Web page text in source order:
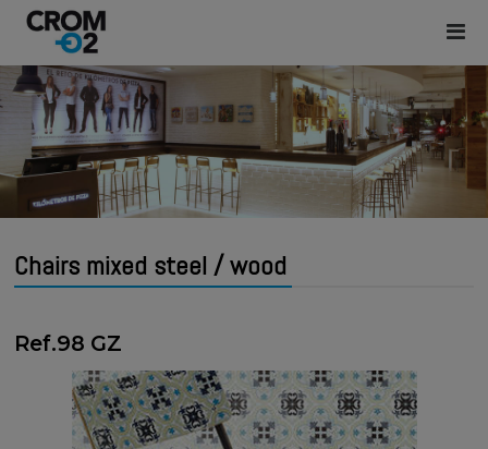
Chairs mixed steel / wood
Ref.98 GZ